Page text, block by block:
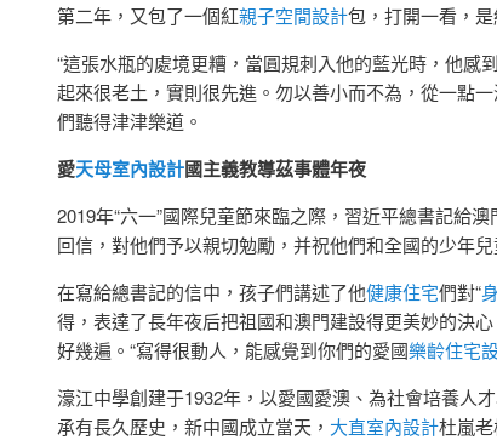
第二年，又包了一個紅親子空間設計包，打開一看，
“這張水瓶的處境更糟，當圓規刺入他的藍光時，他感
起來很老土，實則很先進。勿以善小而不為，從一點
們聽得津津樂道。
愛天母室內設計國主義教導茲事體年夜
2019年“六一”國際兒童節來臨之際，習近平總書記給
回信，對他們予以親切勉勵，并祝他們和全國的少年兒
在寫給總書記的信中，孩子們講述了他健康住宅們對“
得，表達了長年夜后把祖國和澳門建設得更美妙的決
好幾遍。“寫得很動人，能感覺到你們的愛國樂齡住宅
濠江中學創建于1932年，以愛國愛澳、為社會培養人
承有長久歷史，新中國成立當天， 大直室內設計杜嵐